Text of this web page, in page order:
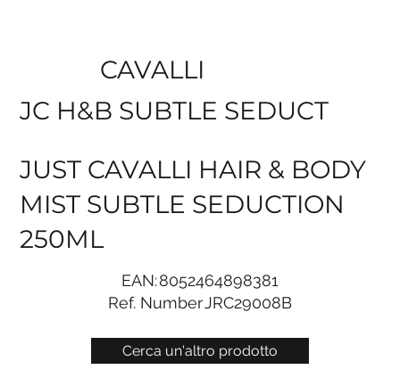
Cerca un'altro prodotto
CAVALLI
JC H&B SUBTLE SEDUCT
JUST CAVALLI HAIR & BODY
MIST SUBTLE SEDUCTION
250ML
EAN:8052464898381
Ref. NumberJRC29008B